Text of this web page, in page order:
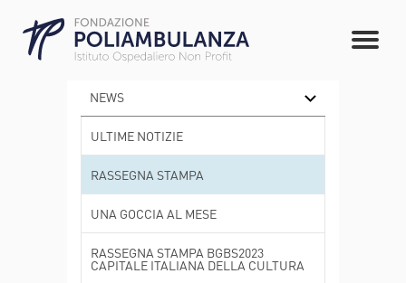
NEWS
ULTIME NOTIZIE
RASSEGNA STAMPA
UNA GOCCIA AL MESE
RASSEGNA STAMPA BGBS2023
CAPITALE ITALIANA DELLA CULTURA